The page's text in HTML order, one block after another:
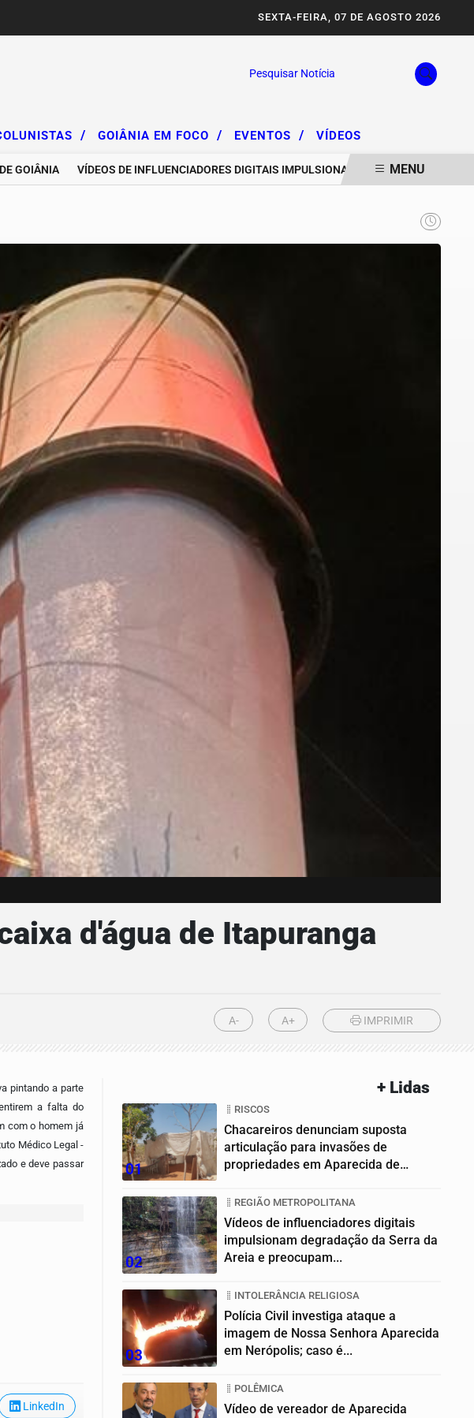
SEXTA-FEIRA, 07 DE AGOSTO 2026
Pesquisar Notícia
/ GOIÂNIA EM FOCO / EVENTOS / VÍDEOS
VÍDEOS DE INFLUENCIADORES DIGITAIS IMPULSIONAM DEGRADAÇÃO DA SERRA
MENU
d'água de Itapuranga
A- A+ IMPRIMIR
pintando a parte
a falta do
com o homem já
Médico Legal -
e deve passar
LinkedIn
+ Lidas
01
RISCOS
Chacareiros denunciam suposta
articulação para invasões de
propriedades em Aparecida de
02
REGIÃO METROPOLITANA
Vídeos de influenciadores digitais
impulsionam degradação da Serra da
Areia e preocupam...
03
INTOLERÂNCIA RELIGIOSA
Polícia Civil investiga ataque a
imagem de Nossa Senhora Aparecida
em Nerópolis; caso é...
POLÊMICA
Vídeo de vereador de Aparecida